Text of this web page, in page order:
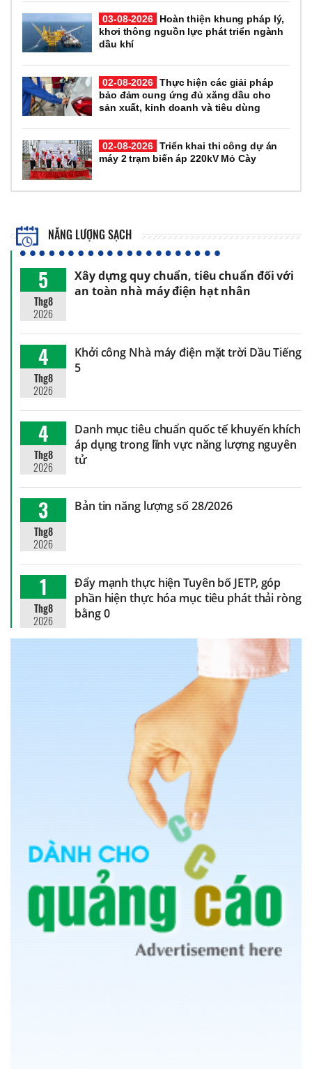
03-08-2026
Hoàn thiện khung pháp lý,
khơi thông nguồn lực phát triển ngành
dầu khí
02-08-2026 Thực hiện các giải pháp
bảo đảm cung ứng đủ xăng dầu cho
sản xuất, kinh doanh và tiêu dùng
02-08-2026 Triển khai thi công dự án
máy 2 trạm biến áp 220kV Mỏ Cày
NĂNG LƯỢNG SẠCH
5
Thg8
2026
Xây dựng quy chuẩn, tiêu chuẩn đối với
an toàn nhà máy điện hạt nhân
4
Thg8
2026
Khởi công Nhà máy điện mặt trời Dầu Tiếng
5
4
Thg8
2026
Danh mục tiêu chuẩn quốc tế khuyến khích
áp dụng trong lĩnh vực năng lượng nguyên
tử
3
Thg8
2026
Bản tin năng lượng số 28/2026
1
Thg8
2026
Đẩy mạnh thực hiện Tuyên bố JETP, góp
phần hiện thực hóa mục tiêu phát thải ròng
bằng 0